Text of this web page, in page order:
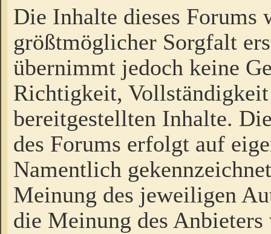
Die Inhalte dieses Forums
größtmöglicher Sorgfalt
übernimmt jedoch keine
Richtigkeit,
bereitgestellten Inhalte.
des Forums erfolgt auf
Namentlich
Meinung des jeweiligen
die Meinung des Anbieters